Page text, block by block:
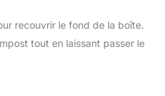
recouvrir le fond de la boîte.
tout en laissant passer le